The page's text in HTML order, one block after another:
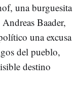
una burguesita
Baader,
una excusa
del pueblo,
destino